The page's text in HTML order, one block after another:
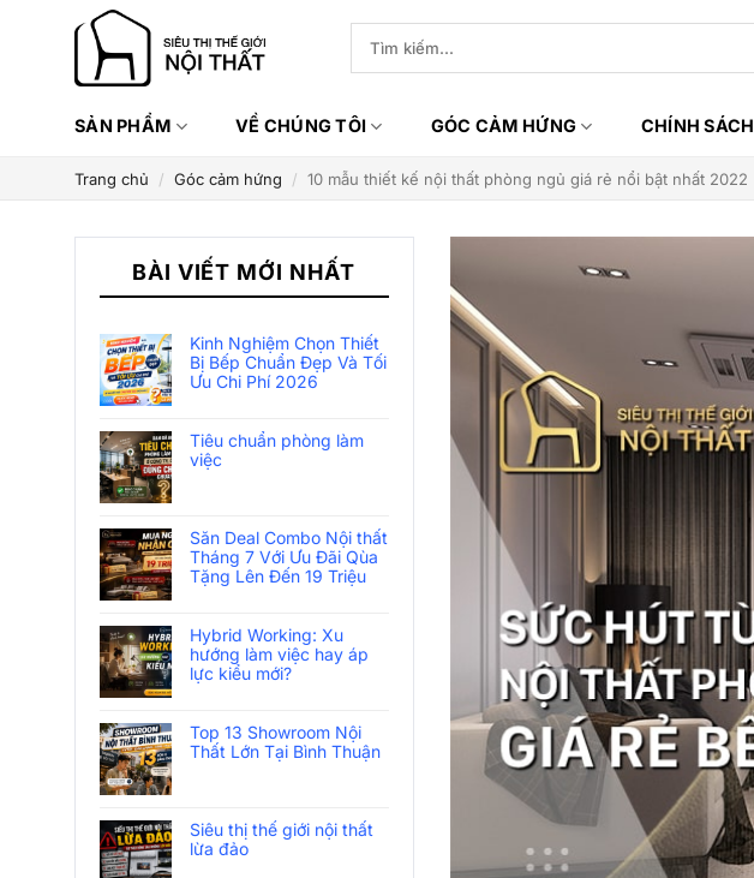
kiếm:
SẢN PHẨM VỀ CHÚNG TÔI GÓC CẢM HỨNG CHÍNH SÁCH
Trang chủ / Góc cảm hứng / 10 mẫu thiết kế nội thất phòng ngủ giá rẻ nổi bật nhất 2022
BÀI VIẾT MỚI NHẤT
Kinh Nghiệm Chọn Thiết
Bị Bếp Chuẩn Đẹp Và Tối
Ưu Chi Phí 2026
Tiêu chuẩn phòng làm
việc
Săn Deal Combo Nội thất
Tháng 7 Với Ưu Đãi Qùa
Tặng Lên Đến 19 Triệu
Hybrid Working: Xu
hướng làm việc hay áp
lực kiểu mới?
Top 13 Showroom Nội
Thất Lớn Tại Bình Thuận
Siêu thị thế giới nội thất
lừa đảo